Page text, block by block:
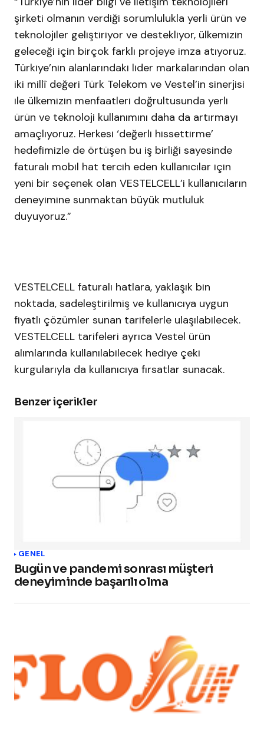
şirketi olmanın verdiği sorumlulukla yerli ürün ve
teknolojiler geliştiriyor ve destekliyor, ülkemizin
geleceği için birçok farklı projeye imza atıyoruz.
Türkiye’nin alanlarındaki lider markalarından olan
iki millî değeri Türk Telekom ve Vestel’in sinerjisi
ile ülkemizin menfaatleri doğrultusunda yerli
ürün ve teknoloji kullanımını daha da artırmayı
amaçlıyoruz. Herkesi ‘değerli hissettirme’
hedefimizle de örtüşen bu iş birliği sayesinde
faturalı mobil hat tercih eden kullanıcılar için
yeni bir seçenek olan VESTELCELL’i kullanıcıların
deneyimine sunmaktan büyük mutluluk
duyuyoruz.”
VESTELCELL faturalı hatlara, yaklaşık bin
noktada, sadeleştirilmiş ve kullanıcıya uygun
fiyatlı çözümler sunan tarifelerle ulaşılabilecek.
VESTELCELL tarifeleri ayrıca Vestel ürün
alımlarında kullanılabilecek hediye çeki
kurgularıyla da kullanıcıya fırsatlar sunacak.
Benzer içerikler
GENEL
Bugün ve pandemi sonrası müşteri
deneyiminde başarılı olma